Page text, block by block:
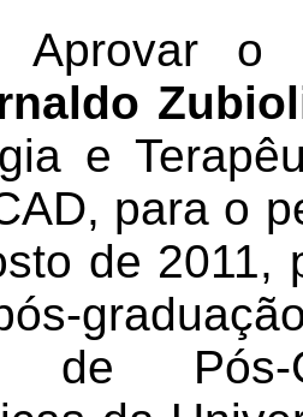
Aprovar o
e
para o
de 2011,
de